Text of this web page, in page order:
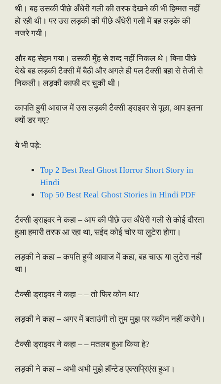
थी। बह उसकी पीछे अँधेरी गली की तरफ देखने की भी हिम्मत नहीं
हो रही थी। पर उस लड़की की पीछे अँधेरी गली में बह लड़के की
नजरे गयी।
और बह सेहम गया। उसकी मुँह से शब्द नहीं निकल थे। बिना पीछे
देखे बह लड़की टैक्सी में बैठी और अगले ही पल टैक्सी बहा से तेजी से
निकली। लड़की काफी दर चुकी थी।
कापति हुयी आवाज में उस लड़की टैक्सी ड्राइवर से पूछा, आप इतना
क्यों डर गए?
ये भी पड़े:
Top 2 Best Real Ghost Horror Short Story in
Hindi
Top 50 Best Real Ghost Stories in Hindi PDF
टैक्सी ड्राइवर ने कहा – आप की पीछे उस अँधेरी गली से कोई दौरता
हुआ हमारी तरफ आ रहा था, सईद कोई चोर या लुटेरा होगा।
लड़की ने कहा – कपति हुयी आवाज में कहा, बह चाऊ या लुटेरा नहीं
था।
टैक्सी ड्राइवर ने कहा – – तो फिर कोन था?
लड़की ने कहा – अगर में बताउंगी तो तुम मुझ पर यकीन नहीं करोगे।
टैक्सी ड्राइवर ने कहा – – मतलब हुआ किया हे?
लड़की ने कहा – अभी अभी मुझे हॉन्टेड एक्सप्रिएंस हुआ।